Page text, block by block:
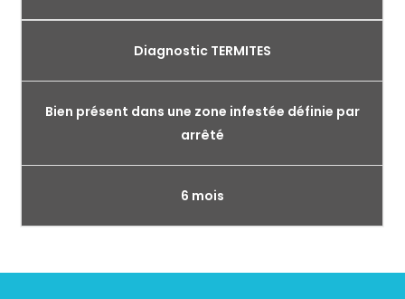
Diagnostic TERMITES
Bien présent dans une zone infestée définie par
arrêté
6 mois